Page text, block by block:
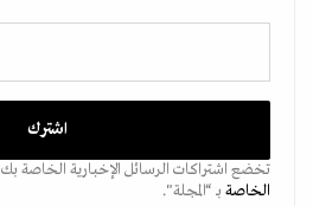
تخضع اشتراكات الرسائل الإخبارية الخاصة بك
الخاصة بـ “المجلة".